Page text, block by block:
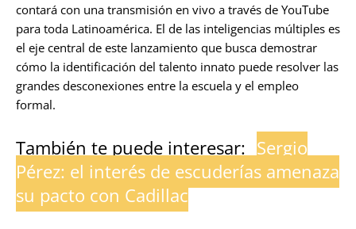
contará con una transmisión en vivo a través de YouTube
para toda Latinoamérica. El de las inteligencias múltiples es
el eje central de este lanzamiento que busca demostrar
cómo la identificación del talento innato puede resolver las
grandes desconexiones entre la escuela y el empleo
formal.
También te puede interesar: Sergio
Pérez: el interés de escuderías amenaza
su pacto con Cadillac